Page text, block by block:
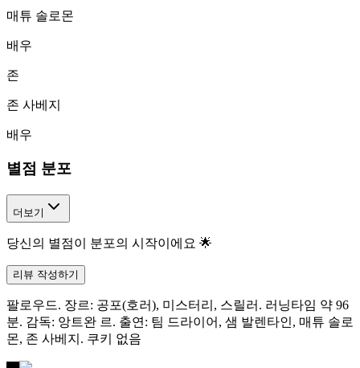
매튜 솔로몬
배우
존
존 사베지
배우
별점 분포
더보기
당신의 별점이 분포의 시작이에요 🌟
리뷰 작성하기
팔로우드. 장르: 공포(호러), 미스터리, 스릴러. 러닝타임 약 96
분. 감독: 앙트완 르. 출연: 팀 드라이어, 샘 발렌타인, 매튜 솔로
몬, 존 사베지. 쿠키 없음